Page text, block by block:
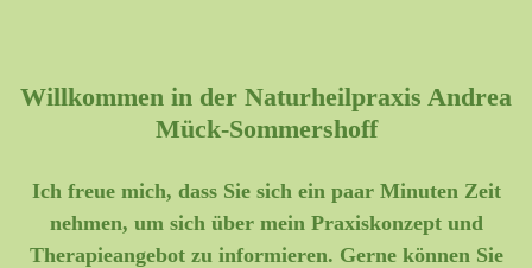
Willkommen in der Naturheilpraxis Andrea
Mück-Sommershoff
Ich freue mich, dass Sie sich ein paar Minuten Zeit
nehmen, um sich über mein Praxiskonzept und
Therapieangebot zu informieren. Gerne können Sie